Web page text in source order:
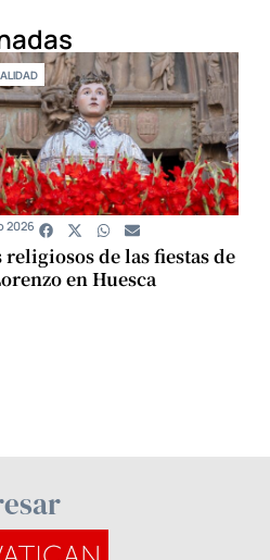
religiosos de las fiestas de
en Huesca
2026